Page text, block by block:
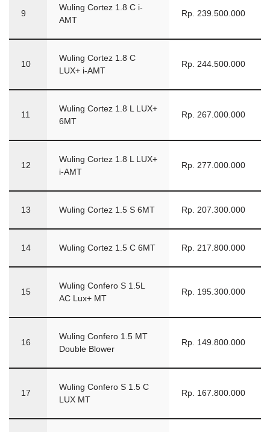
9
Wuling Cortez 1.8 C i-
AMT
Rp. 239.500.000
10
Wuling Cortez 1.8 C
LUX+ i-AMT
Rp. 244.500.000
11
Wuling Cortez 1.8 L LUX+
6MT
Rp. 267.000.000
12
Wuling Cortez 1.8 L LUX+
i-AMT
Rp. 277.000.000
13 Wuling Cortez 1.5 S 6MT Rp. 207.300.000
14 Wuling Cortez 1.5 C 6MT Rp. 217.800.000
15
Wuling Confero S 1.5L
AC Lux+ MT
Rp. 195.300.000
16
Wuling Confero 1.5 MT
Double Blower
Rp. 149.800.000
17
Wuling Confero S 1.5 C
LUX MT
Rp. 167.800.000